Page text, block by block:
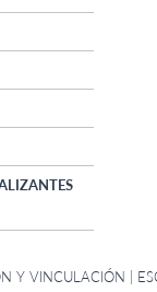
Y VINCULACIÓN |